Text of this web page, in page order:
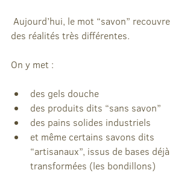
Aujourd’hui, le mot “savon” recouvre
des réalités très différentes.
On y met :
des gels douche
des produits dits “sans savon”
des pains solides industriels
et même certains savons dits
“artisanaux”, issus de bases déjà
transformées (les bondillons)